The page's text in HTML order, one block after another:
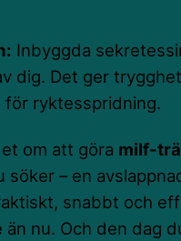
Inbyggda
dig. Det ger
för ryktesspridning.
om att göra milf-
– en
snabbt och
än nu. Och den dag